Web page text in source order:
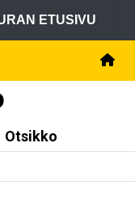
ETUSIVU
Otsikko